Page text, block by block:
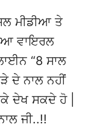
ਮੀਡੀਆ ਤੇ
ਵਾਇਰਲ
“8 ਸਾਲ
ਦੇ ਨਾਲ ਨਹੀਂ
ਦੇਖ ਸਕਦੇ ਹੋ |
ਜੀ..!!